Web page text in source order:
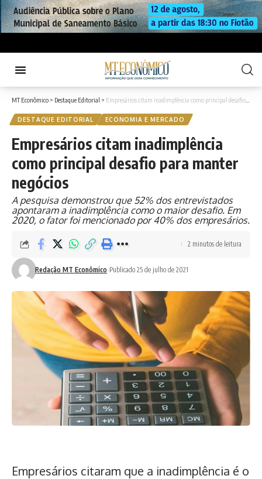
MT Econômico > Destaque Editorial > Empresários citam inadimplência como principal desafio para manter negócios
DESTAQUE EDITORIAL ECONOMIA E MERCADO
Empresários citam inadimplência
como principal desafio para manter
negócios
A pesquisa demonstrou que 52% dos entrevistados
apontaram a inadimplência como o maior desafio. Em
2020, o fator foi mencionado por 40% dos empresários.
Redação MT Econômico Publicado 25 de julho de 2021
2 minutos de leitura
Empresários citaram que a inadimplência é o